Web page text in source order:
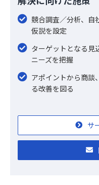
競合調査／分析、自
仮説を設定
ターゲットとなる見
ニーズを把握
アポイントから商談
る改善を図る
サ